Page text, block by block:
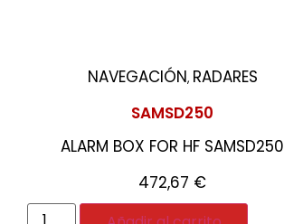
NAVEGACIÓN, RADARES
SAMSD250
ALARM BOX FOR HF SAMSD250
472,67 €